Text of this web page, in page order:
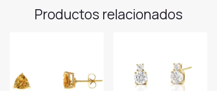
Productos relacionados